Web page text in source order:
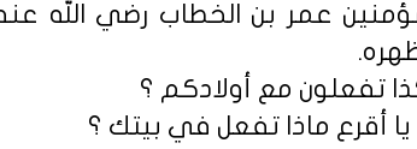
عمر بن الخطاب رضي الله
تفعلون مع أولادكم ؟
أقرع ماذا تفعل في بيتك ؟